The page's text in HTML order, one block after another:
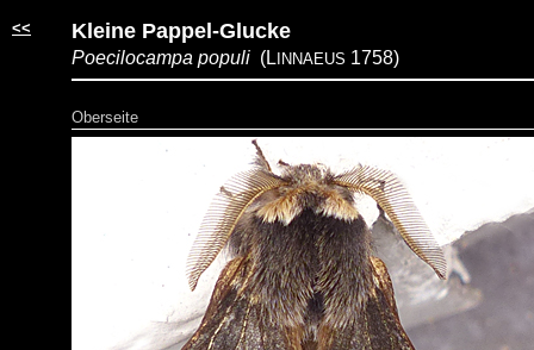
<< Kleine Pappel-Glucke
Poecilocampa populi (L INNAEUS 1758)
Oberseite